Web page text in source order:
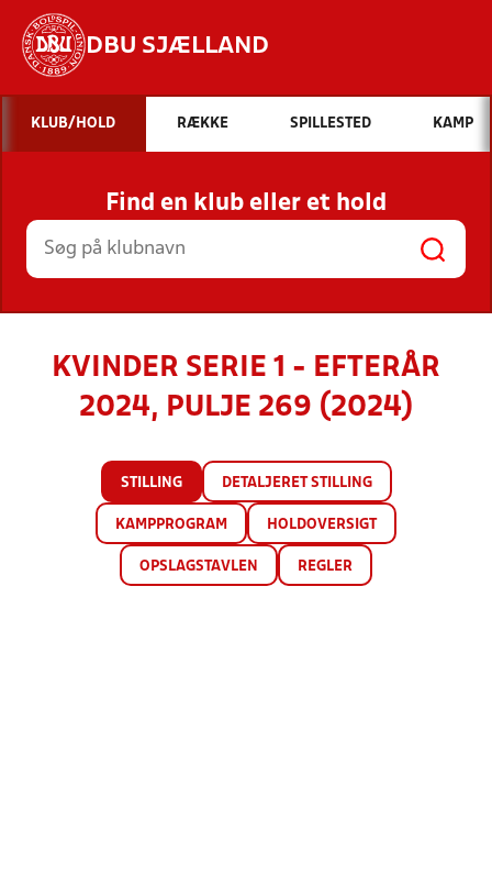
DBU SJÆLLAND
Hvad vil du søge efter?
INDHOLD OG NYHEDER
STILLINGER, RESULTATER, KLUBBER OG
HOLD
KLUB/HOLD RÆKKE SPILLESTED KAMP
Find en klub eller et hold
KVINDER SERIE 1 - EFTERÅR
2024, PULJE 269 (2024)
STILLING DETALJERET STILLING
KAMPPROGRAM HOLDOVERSIGT
OPSLAGSTAVLEN REGLER